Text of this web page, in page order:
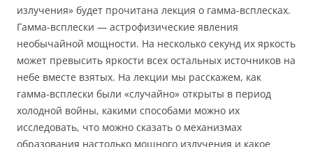
излучения» будет прочитана лекция о гамма-всплесках.
Гамма-всплески — астрофизические явления
необычайной мощности. На несколько секунд их яркость
может превысить яркости всех остальных источников на
небе вместе взятых. На лекции мы расскажем, как
гамма-всплески были «случайно» открыты в период
холодной войны, какими способами можно их
исследовать, что можно сказать о механизмах
образования настолько мощного излучения и какое